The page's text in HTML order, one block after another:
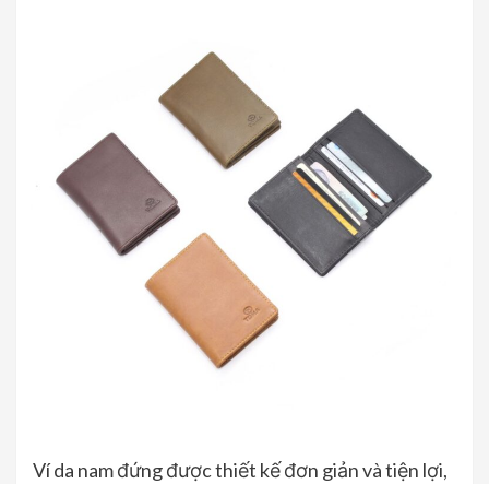
Ví da nam đứng được thiết kế đơn giản và tiện lợi,